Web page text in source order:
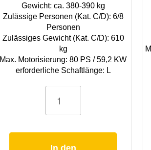
Gewicht: ca. 380-390 kg
Zulässige Personen (Kat. C/D): 6/8
Personen
Zulässiges Gewicht (Kat. C/D): 610
kg
Max. Motorisierung: 80 PS / 59,2 KW
erforderliche Schaftlänge: L